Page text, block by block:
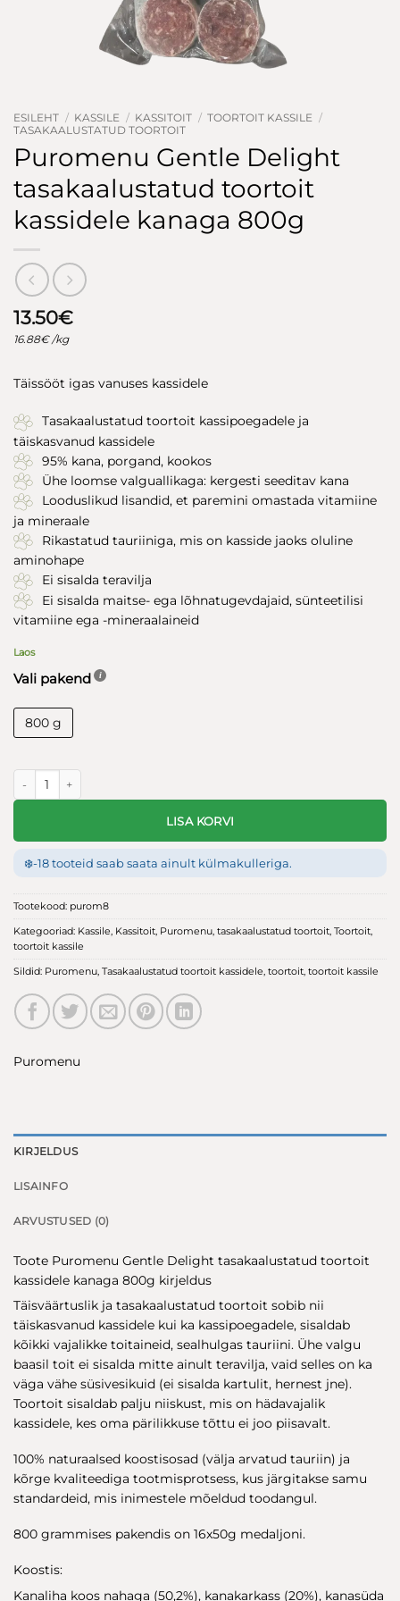
ESILEHT / KASSILE / KASSITOIT / TOORTOIT KASSILE /
TASAKAALUSTATUD TOORTOIT
Puromenu Gentle Delight
tasakaalustatud toortoit
kassidele kanaga 800g
13.50€
16.88€ /kg
Täissööt igas vanuses kassidele
Tasakaalustatud toortoit kassipoegadele ja
täiskasvanud kassidele
95% kana, porgand, kookos
Ühe loomse valguallikaga: kergesti seeditav kana
Looduslikud lisandid, et paremini omastada vitamiine
ja mineraale
Rikastatud tauriiniga, mis on kasside jaoks oluline
aminohape
Ei sisalda teravilja
Ei sisalda maitse- ega lõhnatugevdajaid, sünteetilisi
vitamiine ega -mineraalaineid
Laos
Vali pakend
800 g
LISA KORVI
❄️-18 tooteid saab saata ainult külmakulleriga.
Tootekood: purom8
Kategooriad: Kassile, Kassitoit, Puromenu, tasakaalustatud toortoit, Toortoit,
toortoit kassile
Sildid: Puromenu, Tasakaalustatud toortoit kassidele, toortoit, toortoit kassile
Puromenu
KIRJELDUS
LISAINFO
ARVUSTUSED (0)
Toote Puromenu Gentle Delight tasakaalustatud toortoit
kassidele kanaga 800g kirjeldus
Täisväärtuslik ja tasakaalustatud toortoit sobib nii
täiskasvanud kassidele kui ka kassipoegadele, sisaldab
kõikki vajalikke toitaineid, sealhulgas tauriini. Ühe valgu
baasil toit ei sisalda mitte ainult teravilja, vaid selles on ka
väga vähe süsivesikuid (ei sisalda kartulit, hernest jne).
Toortoit sisaldab palju niiskust, mis on hädavajalik
kassidele, kes oma pärilikkuse tõttu ei joo piisavalt.
100% naturaalsed koostisosad (välja arvatud tauriin) ja
kõrge kvaliteediga tootmisprotsess, kus järgitakse samu
standardeid, mis inimestele mõeldud toodangul.
800 grammises pakendis on 16x50g medaljoni.
Koostis:
Kanaliha koos nahaga (50,2%), kanakarkass (20%), kanasüda